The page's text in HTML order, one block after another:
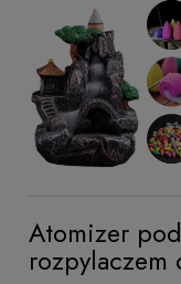
Atomizer